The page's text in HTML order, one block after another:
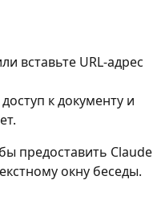
вставьте URL-адрес
к документу и
предоставить Claude
окну беседы.